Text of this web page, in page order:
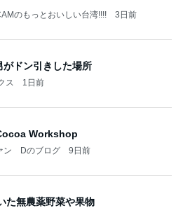
のもっとおいしい台湾!!!! 3日前
がドン引きした場所
ス 1日前
Workshop
ン Dのブログ 9日前
た無農薬野菜や果物